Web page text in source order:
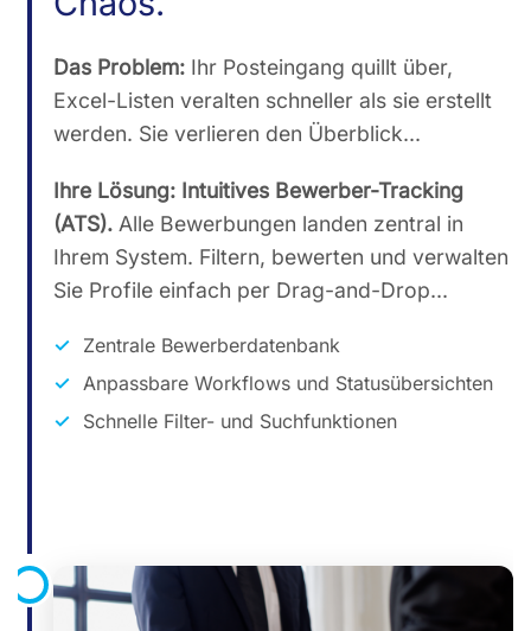
Das Problem: Ihr Posteingang quillt über,
Excel-Listen veralten schneller als sie erstellt
werden. Sie verlieren den Überblick...
Ihre Lösung: Intuitives Bewerber-Tracking
(ATS). Alle Bewerbungen landen zentral in
Ihrem System. Filtern, bewerten und verwalten
Sie Profile einfach per Drag-and-Drop...
Zentrale Bewerberdatenbank
Anpassbare Workflows und Statusübersichten
Schnelle Filter- und Suchfunktionen